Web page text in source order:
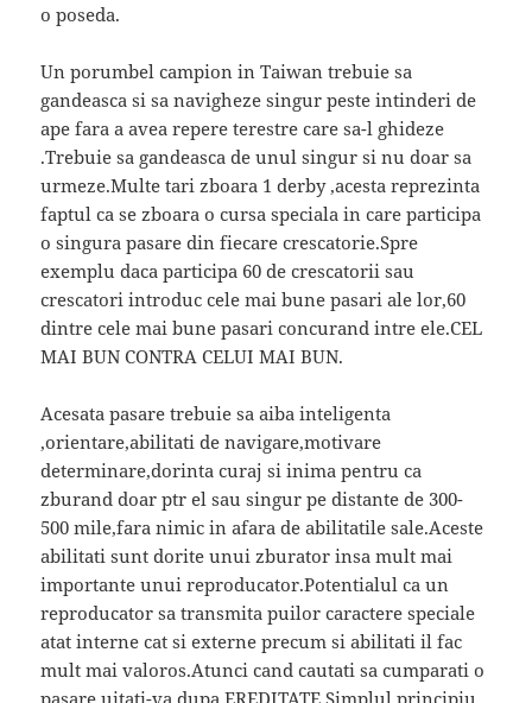
o poseda.
Un porumbel campion in Taiwan trebuie sa
gandeasca si sa navigheze singur peste intinderi de
ape fara a avea repere terestre care sa-l ghideze
.Trebuie sa gandeasca de unul singur si nu doar sa
urmeze.Multe tari zboara 1 derby ,acesta reprezinta
faptul ca se zboara o cursa speciala in care participa
o singura pasare din fiecare crescatorie.Spre
exemplu daca participa 60 de crescatorii sau
crescatori introduc cele mai bune pasari ale lor,60
dintre cele mai bune pasari concurand intre ele.CEL
MAI BUN CONTRA CELUI MAI BUN.
Acesata pasare trebuie sa aiba inteligenta
,orientare,abilitati de navigare,motivare
determinare,dorinta curaj si inima pentru ca
zburand doar ptr el sau singur pe distante de 300-
500 mile,fara nimic in afara de abilitatile sale.Aceste
abilitati sunt dorite unui zburator insa mult mai
importante unui reproducator.Potentialul ca un
reproducator sa transmita puilor caractere speciale
atat interne cat si externe precum si abilitati il fac
mult mai valoros.Atunci cand cautati sa cumparati o